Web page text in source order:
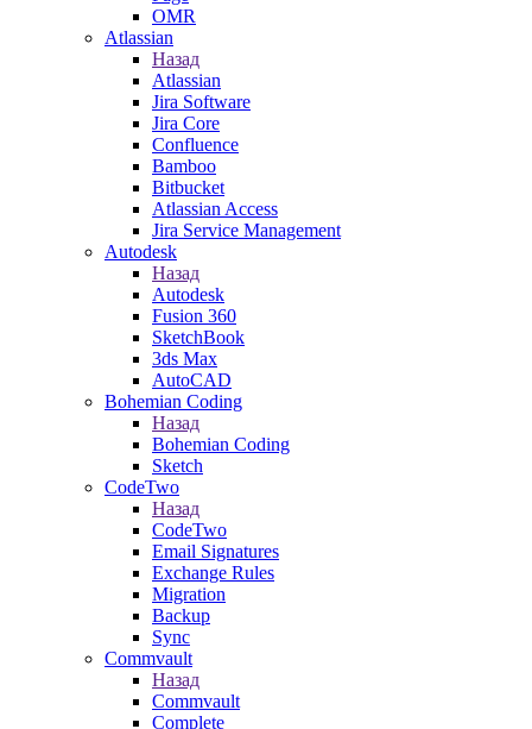
OMR
Atlassian
Назад
Atlassian
Jira Software
Jira Core
Confluence
Bamboo
Bitbucket
Atlassian Access
Jira Service Management
Autodesk
Назад
Autodesk
Fusion 360
SketchBook
3ds Max
AutoCAD
Bohemian Coding
Назад
Bohemian Coding
Sketch
CodeTwo
Назад
CodeTwo
Email Signatures
Exchange Rules
Migration
Backup
Sync
Commvault
Назад
Commvault
Complete